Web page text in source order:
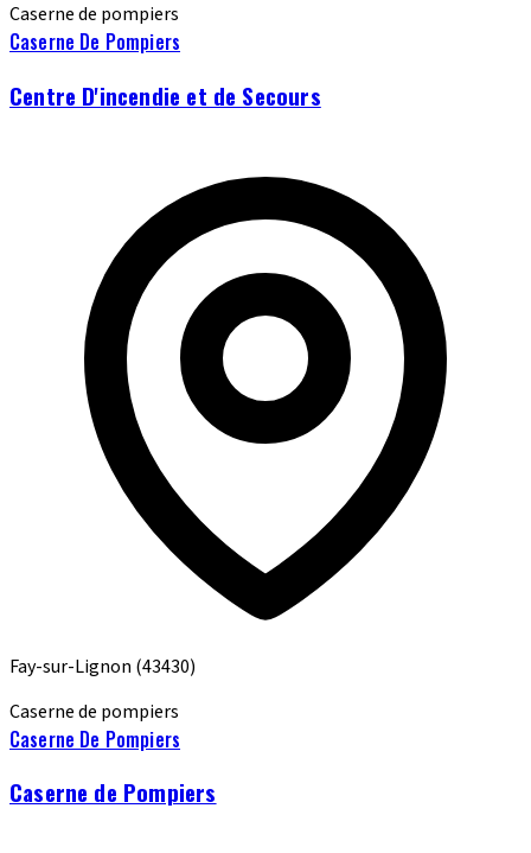
Caserne de pompiers
Caserne De Pompiers
Centre D'incendie et de Secours
Fay-sur-Lignon (43430)
Caserne de pompiers
Caserne De Pompiers
Caserne de Pompiers